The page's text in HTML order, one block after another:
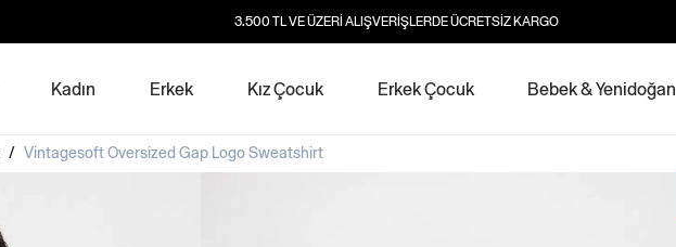
3.500 TL VE ÜZERİ ALIŞVERİŞLERDE ÜCRETSİZ KARGO
Kadın Erkek Kız Çocuk Erkek Çocuk Bebek & Yenidoğan
/ Vintagesoft Oversized Gap Logo Sweatshirt